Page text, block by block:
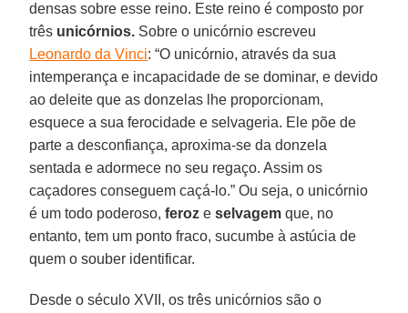
densas sobre esse reino. Este reino é composto por
três unicórnios. Sobre o unicórnio escreveu
Leonardo da Vinci: “O unicórnio, através da sua
intemperança e incapacidade de se dominar, e devido
ao deleite que as donzelas lhe proporcionam,
esquece a sua ferocidade e selvageria. Ele põe de
parte a desconfiança, aproxima-se da donzela
sentada e adormece no seu regaço. Assim os
caçadores conseguem caçá-lo.” Ou seja, o unicórnio
é um todo poderoso,feroz eselvagem que, no
entanto, tem um ponto fraco, sucumbe à astúcia de
quem o souber identificar.
Desde o século XVII, os três unicórnios são o